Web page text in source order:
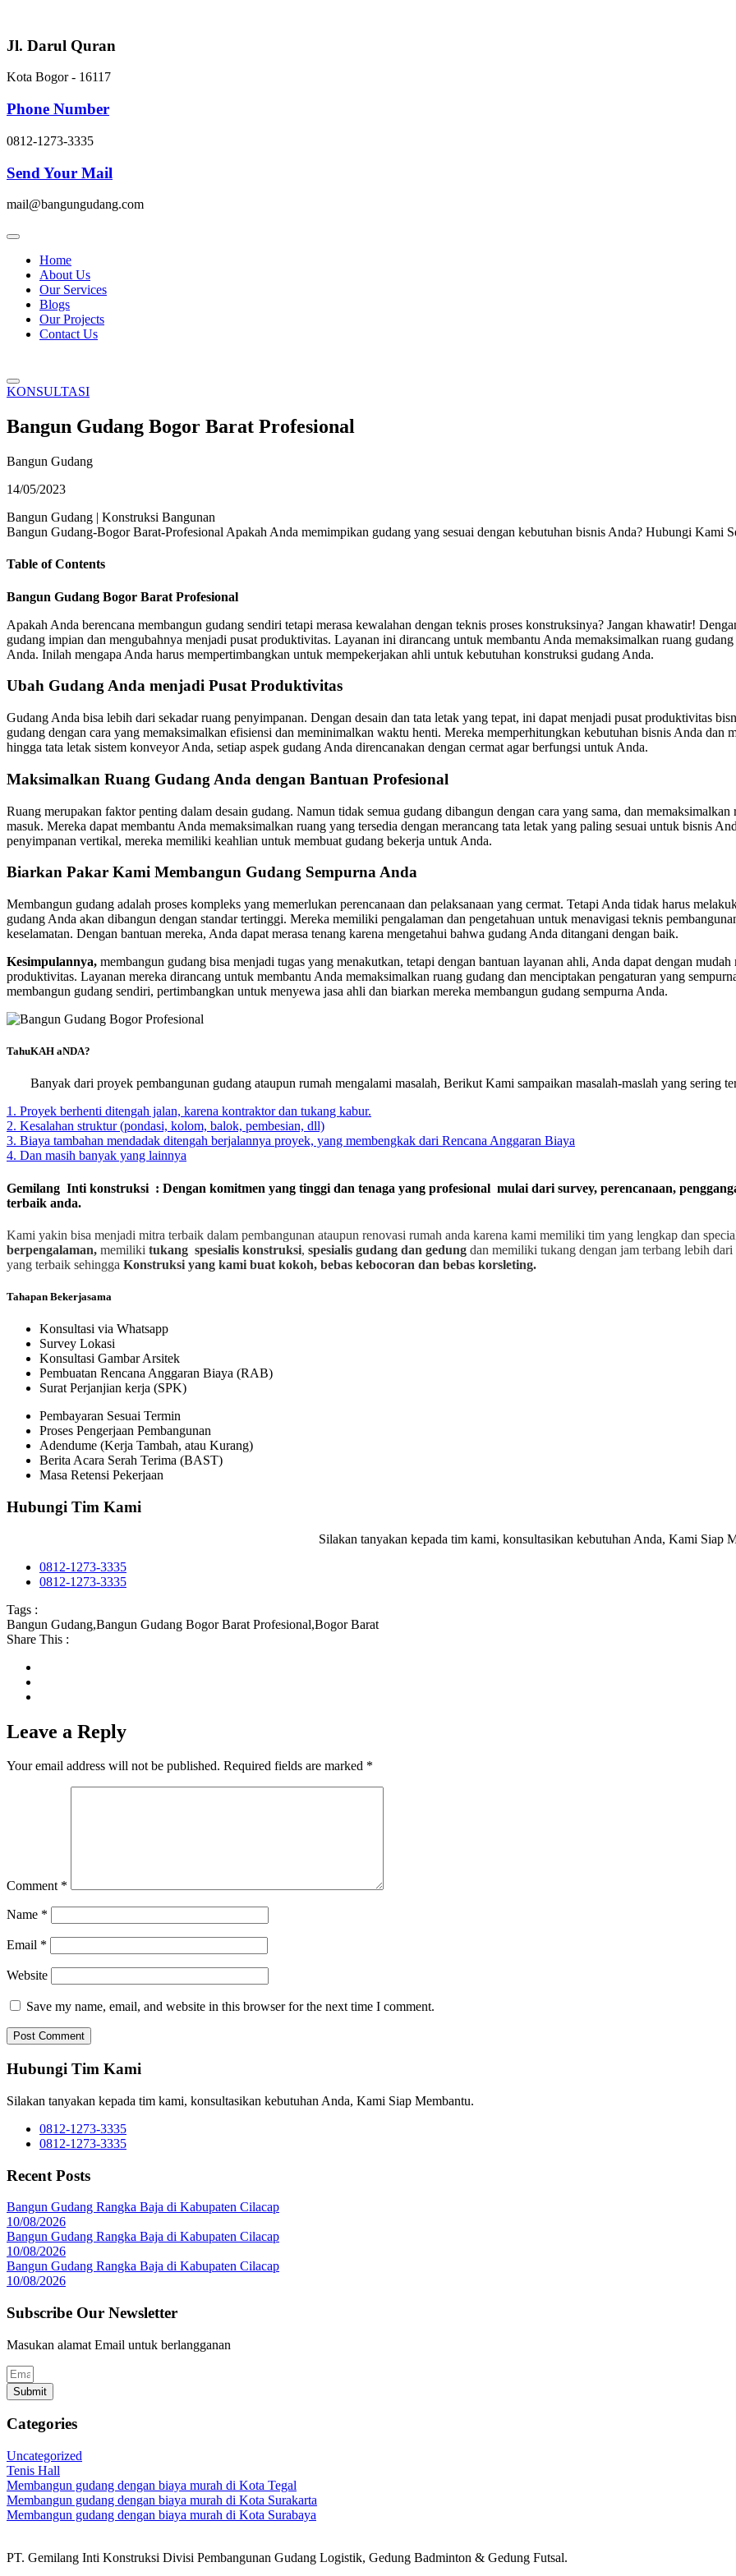
content
Jl. Darul Quran
Kota Bogor - 16117
Phone Number
0812-1273-3335
Send Your Mail
mail@bangungudang.com
Home
About Us
Our Services
Blogs
Our Projects
Contact Us
KONSULTASI
Bangun Gudang Bogor Barat Profesional
Bangun Gudang
14/05/2023
Bangun Gudang | Konstruksi Bangunan
Bangun Gudang-Bogor Barat-Profesional Apakah Anda memimpikan gudang yang sesuai dengan kebutuhan bisnis Anda? Hubungi Kami
Table of Contents
Bangun Gudang Bogor Barat Profesional
Apakah Anda berencana membangun gudang sendiri tetapi merasa kewalahan dengan teknis proses konstruksinya? Jangan khawatir!
gudang impian dan mengubahnya menjadi pusat produktivitas. Layanan ini dirancang untuk membantu Anda memaksimalkan ruang
Anda. Inilah mengapa Anda harus mempertimbangkan untuk mempekerjakan ahli untuk kebutuhan konstruksi gudang Anda.
Ubah Gudang Anda menjadi Pusat Produktivitas
Gudang Anda bisa lebih dari sekadar ruang penyimpanan. Dengan desain dan tata letak yang tepat, ini dapat menjadi pusat produktivitas
gudang dengan cara yang memaksimalkan efisiensi dan meminimalkan waktu henti. Mereka memperhitungkan kebutuhan bisnis Anda dan
hingga tata letak sistem konveyor Anda, setiap aspek gudang Anda direncanakan dengan cermat agar berfungsi untuk Anda.
Maksimalkan Ruang Gudang Anda dengan Bantuan Profesional
Ruang merupakan faktor penting dalam desain gudang. Namun tidak semua gudang dibangun dengan cara yang sama, dan
masuk. Mereka dapat membantu Anda memaksimalkan ruang yang tersedia dengan merancang tata letak yang paling sesuai untuk bisnis
penyimpanan vertikal, mereka memiliki keahlian untuk membuat gudang bekerja untuk Anda.
Biarkan Pakar Kami Membangun Gudang Sempurna Anda
Membangun gudang adalah proses kompleks yang memerlukan perencanaan dan pelaksanaan yang cermat. Tetapi Anda tidak harus
gudang Anda akan dibangun dengan standar tertinggi. Mereka memiliki pengalaman dan pengetahuan untuk menavigasi teknis
keselamatan. Dengan bantuan mereka, Anda dapat merasa tenang karena mengetahui bahwa gudang Anda ditangani dengan baik.
Kesimpulannya, membangun gudang bisa menjadi tugas yang menakutkan, tetapi dengan bantuan layanan ahli, Anda dapat dengan
produktivitas. Layanan mereka dirancang untuk membantu Anda memaksimalkan ruang gudang dan menciptakan pengaturan yang
membangun gudang sendiri, pertimbangkan untuk menyewa jasa ahli dan biarkan mereka membangun gudang sempurna Anda.
TahuKAH aNDA?
Banyak dari proyek pembangunan gudang ataupun rumah mengalami masalah, Berikut Kami sampaikan masalah-maslah yang sering
1. Proyek berhenti ditengah jalan, karena kontraktor dan tukang kabur.
2. Kesalahan struktur (pondasi, kolom, balok, pembesian, dll)
3. Biaya tambahan mendadak ditengah berjalannya proyek, yang membengkak dari Rencana Anggaran Biaya
4. Dan masih banyak yang lainnya
Gemilang Inti konstruksi : Dengan komitmen yang tinggi dan tenaga yang profesional mulai dari survey, perencanaan,
terbaik anda.
Kami yakin bisa menjadi mitra terbaik dalam pembangunan ataupun renovasi rumah anda karena kami memiliki tim yang lengkap dan
berpengalaman, memiliki tukang spesialis konstruksi, spesialis gudang dan gedung dan memiliki tukang dengan jam terbang lebih
yang terbaik sehingga Konstruksi yang kami buat kokoh, bebas kebocoran dan bebas korsleting.
Tahapan Bekerjasama
Konsultasi via Whatsapp
Survey Lokasi
Konsultasi Gambar Arsitek
Pembuatan Rencana Anggaran Biaya (RAB)
Surat Perjanjian kerja (SPK)
Pembayaran Sesuai Termin
Proses Pengerjaan Pembangunan
Adendume (Kerja Tambah, atau Kurang)
Berita Acara Serah Terima (BAST)
Masa Retensi Pekerjaan
Hubungi Tim Kami
Silakan tanyakan kepada tim kami, konsultasikan kebutuhan Anda, Kami Siap
0812-1273-3335
0812-1273-3335
Tags :
Bangun Gudang,Bangun Gudang Bogor Barat Profesional,Bogor Barat
Share This :
Leave a Reply
Your email address will not be published. Required fields are marked *
Comment *
Name *
Email *
Website
Save my name, email, and website in this browser for the next time I comment.
Hubungi Tim Kami
Silakan tanyakan kepada tim kami, konsultasikan kebutuhan Anda, Kami Siap Membantu.
0812-1273-3335
0812-1273-3335
Recent Posts
Bangun Gudang Rangka Baja di Kabupaten Cilacap
10/08/2026
Bangun Gudang Rangka Baja di Kabupaten Cilacap
10/08/2026
Bangun Gudang Rangka Baja di Kabupaten Cilacap
10/08/2026
Subscribe Our Newsletter
Masukan alamat Email untuk berlangganan
Submit
Categories
Uncategorized
Tenis Hall
Membangun gudang dengan biaya murah di Kota Tegal
Membangun gudang dengan biaya murah di Kota Surakarta
Membangun gudang dengan biaya murah di Kota Surabaya
PT. Gemilang Inti Konstruksi Divisi Pembangunan Gudang Logistik, Gedung Badminton & Gedung Futsal.